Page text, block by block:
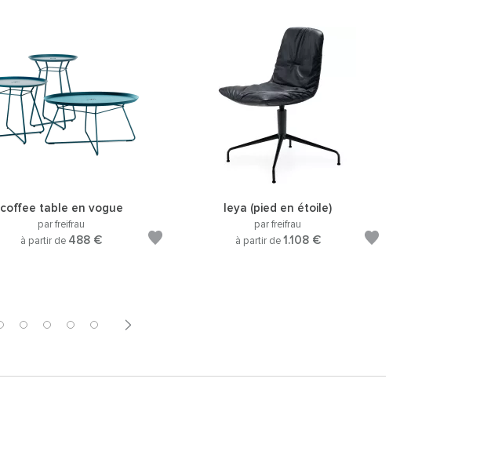
coffee table en vogue
par freifrau
à partir de 488 €
leya (pied en étoile)
par freifrau
à partir de 1.108 €